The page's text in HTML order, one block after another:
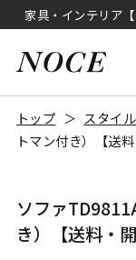
家具・インテリア
トップ スタイル
トマン付き）【送
ソファ
き）【送料・